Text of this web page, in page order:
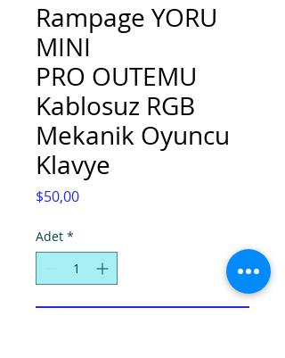
Rampage YORU
MINI
PRO OUTEMU
Kablosuz RGB
Mekanik Oyuncu
Klavye
$50,00Fiyat
Adet *